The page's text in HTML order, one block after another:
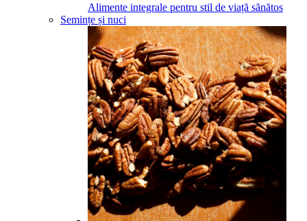
Alimente integrale pentru stil de viață sănătos
Semințe și nuci